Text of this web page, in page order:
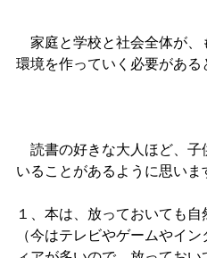
家庭と学校と社会全体が、
環境を作っていく必要がある
読書の好きな大人ほど、子
いることがあるように思いま
１、本は、放っておいても自
（今はテレビやゲームやイ